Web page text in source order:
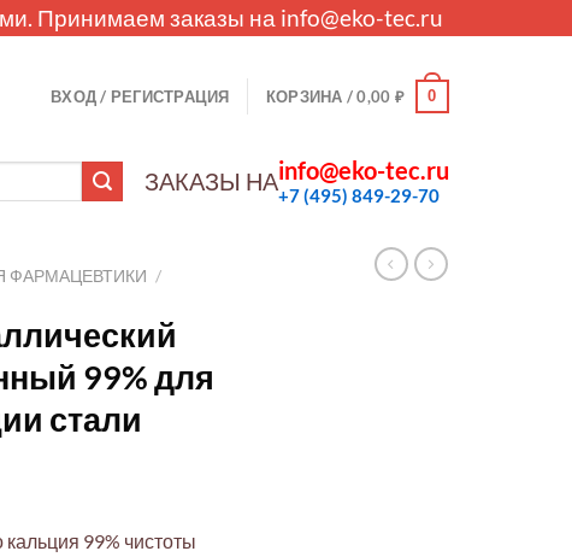
Принимаем заказы на info@eko-tec.ru
ВХОД / РЕГИСТРАЦИЯ КОРЗИНА /0,00 ₽ 0
ЗАКАЗЫ НАinfo@eko-tec.ru
+7 (495) 849-29-70
ФАРМАЦЕВТИКИ /
99% для
стали
99% чистоты